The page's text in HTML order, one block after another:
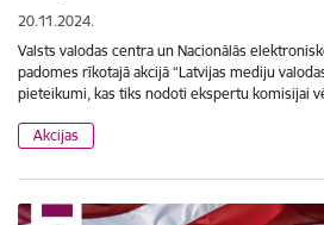
20.11.2024.
Valsts valodas centra un Nacionālās
padomes rīkotajā akcijā “Latvijas mediju
pieteikumi, kas tiks nodoti ekspertu komisijai
Akcijas